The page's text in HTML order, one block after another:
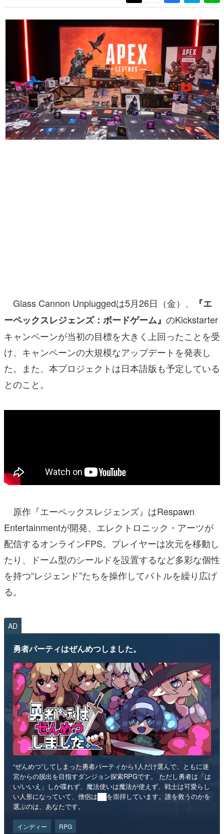
なんでゲームは面白い？
ゲーム開発者・hamatsu氏がゲームの魅力を画面や操作の
具体的な形から解き明かしていく、硬派で骨太な評論連載
です。
ゲームが変えた日本語
「経験値」「裏技」「ラスボス」… ゲームにまつわる言葉
の起源や用法の変遷を、コンピューター文化史研究家・タ
イニーP氏が徹底調査。
カテゴリ
特集記事
Glass Cannon Unpluggedは5月26日（金）、
『エ
ーペックスレジェンズ：ボードゲーム』 のKickstarter
キャンペーンが当初の目標を大きく上回ったことを受
け、キャンペーンの大規模なアップデートを発表し
た。また、本プロジェクトは日本語版も予定している
とのこと。
原作『エーペックスレジェンズ』はRespawn
Entertainmentが開発、エレクトロニック・アーツが
配信するオンラインFPS。プレイヤーは次元を移動し
たり、ドーム型のシールドを設置するなど多彩な個性
を持つ“レジェンド”たちを操作してバトルを繰り広げ
る。
AD
勇者パーティはぜんめつしました。
“ぜんめつ”してしまった勇者パーティから1人だけ選んで、ともに迷
宮からの脱出を目指すダンジョン探索RPGです。 ただし勇者は「は
い/いいえ」しか喋れず、魔法使いは魔法が使えず、戦士は可愛らし
い人形になっていて、僧侶は██を崇拝しています。誰を救うのかを
選ぶのは、あなたです。
インディー RPG